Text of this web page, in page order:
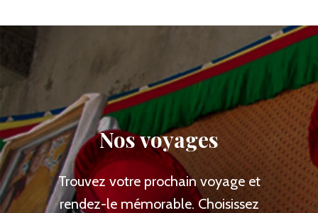
Nos voyages
Trouvez votre prochain voyage et
rendez-le mémorable. Choisissez